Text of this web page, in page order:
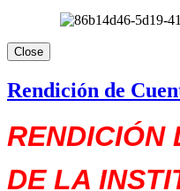
Rendición de
RENDICIÓN
DE LA